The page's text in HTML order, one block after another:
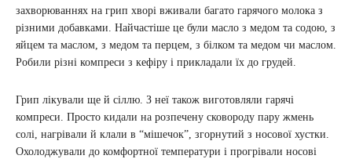
захворюваннях на грип хворі вживали багато гарячого молока з
різними добавками. Найчастіше це були масло з медом та содою, з
яйцем та маслом, з медом та перцем, з білком та медом чи маслом.
Робили різні компреси з кефіру і прикладали їх до грудей.
Грип лікували ще й сіллю. З неї також виготовляли гарячі
компреси. Просто кидали на розпечену сковороду пару жмень
солі, нагрівали й клали в “мішечок”, згорнутий з носової хустки.
Охолоджували до комфортної температури і прогрівали носові